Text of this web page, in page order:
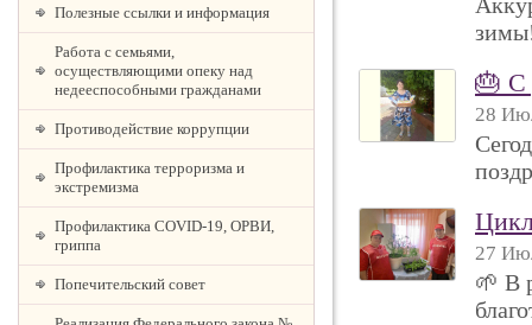
Полезные ссылки и информация
Работа с семьями,
осуществляющими опеку над
недееспособными гражданами
Противодействие коррупции
Профилактика терроризма и
экстремизма
Профилактика COVID-19, ОРВИ,
гриппа
Попечительский совет
🎂 С
28
27
🌱 В